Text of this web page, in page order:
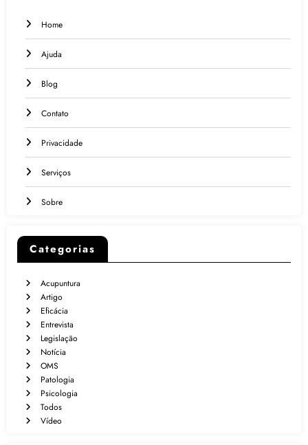
Home
Ajuda
Blog
Contato
Privacidade
Serviços
Sobre
Categorias
Acupuntura
Artigo
Eficácia
Entrevista
Legislação
Notícia
OMS
Patologia
Psicologia
Todos
Vídeo